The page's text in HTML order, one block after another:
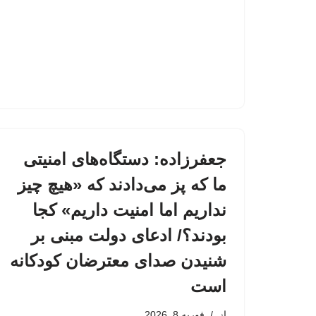
جعفرزاده: دستگاه‌های امنیتی
ما که پز می‌دادند که «هیچ چیز
نداریم اما امنیت داریم» کجا
بودند؟/ ادعای دولت مبنی بر
شنیدن صدای معترضان کودکانه
است